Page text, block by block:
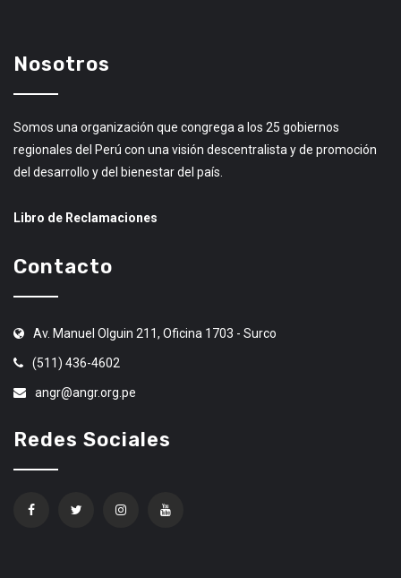
Nosotros
Somos una organización que congrega a los 25 gobiernos
regionales del Perú con una visión descentralista y de promoción
del desarrollo y del bienestar del país.
Libro de Reclamaciones
Contacto
Av. Manuel Olguin 211, Oficina 1703 - Surco
(511) 436-4602
angr@angr.org.pe
Redes Sociales